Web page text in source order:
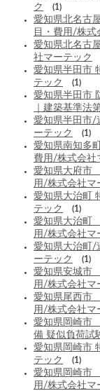
ク
(1)
愛知県北名古
目・費用/株式
愛知県北名古
社マーテック
愛知県半田市
テック
(1)
愛知県半田市
｜建築基準法
愛知県半田市
ーテック
(1)
愛知県南知多
費用/株式会社
愛知県大府市
用/株式会社マ
愛知県大治町
テック
(1)
愛知県大治町
用/株式会社マ
愛知県大治町
ーテック
(1)
愛知県安城市
用/株式会社マ
愛知県尾西市
用/株式会社マ
愛知県岡崎市
備 疑似負荷試
愛知県岡崎市
テック
(1)
愛知県岡崎市
用/株式会社マ